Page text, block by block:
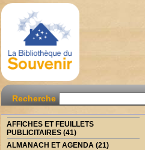
Recherche
AFFICHES ET FEUILLETS
PUBLICITAIRES (41)
ALMANACH ET AGENDA (21)